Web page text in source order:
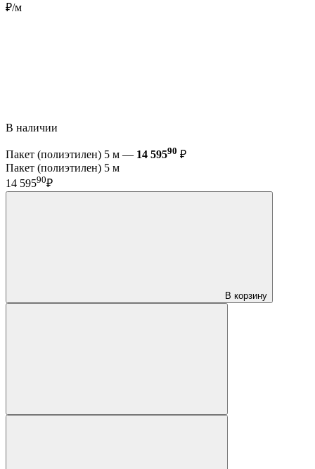
₽/м
В наличии
Пакет (полиэтилен) 5 м — 14 59590 ₽
Пакет (полиэтилен) 5 м
14 59590₽
В корзину